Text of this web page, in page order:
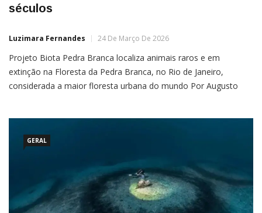
séculos
Luzimara Fernandes 24 De Março De 2026
Projeto Biota Pedra Branca localiza animais raros e em
extinção na Floresta da Pedra Branca, no Rio de Janeiro,
considerada a maior floresta urbana do mundo Por Augusto
GERAL